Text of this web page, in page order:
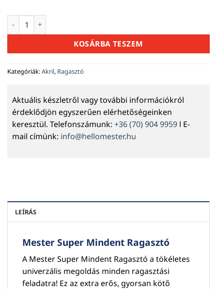
Mester Super Mindent Ragasztó mennyiség
KOSÁRBA TESZEM
Kategóriák:Akril, Ragasztó
Aktuális készletről vagy további információkról
érdeklődjön egyszerűen elérhetőségeinken
keresztül. Telefonszámunk: +36 (70) 904 9959 l E-
mail címünk: info@hellomester.hu
LEÍRÁS
Mester Super Mindent Ragasztó
A Mester Super Mindent Ragasztó a tökéletes
univerzális megoldás minden ragasztási
feladatra! Ez az extra erős, gyorsan kötő